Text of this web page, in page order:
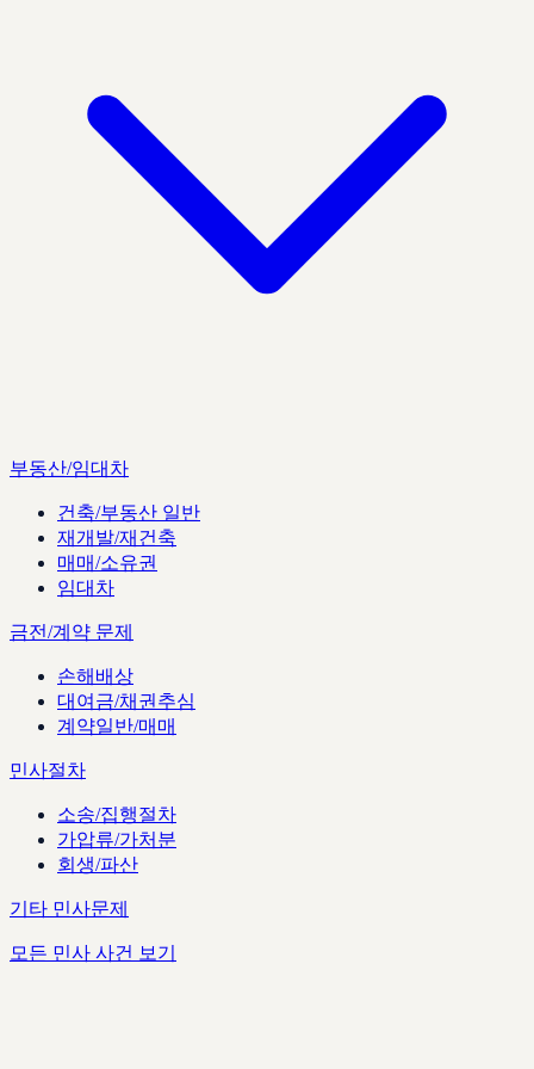
부동산/임대차
건축/부동산 일반
재개발/재건축
매매/소유권
임대차
금전/계약 문제
손해배상
대여금/채권추심
계약일반/매매
민사절차
소송/집행절차
가압류/가처분
회생/파산
기타 민사문제
모든 민사 사건 보기